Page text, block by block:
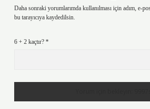
Daha sonraki yorumlarımda kullanılması için adım, e-
bu tarayıcıya kaydedilsin.
6 + 2 kaçtır? *